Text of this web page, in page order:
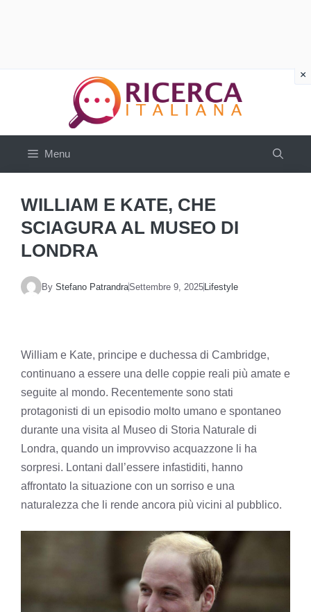
Menu
WILLIAM E KATE, CHE
SCIAGURA AL MUSEO DI
LONDRA
By Stefano PatrandraSettembre 9, 2025Lifestyle
William e Kate, principe e duchessa di Cambridge,
continuano a essere una delle coppie reali più amate e
seguite al mondo. Recentemente sono stati
protagonisti di un episodio molto umano e spontaneo
durante una visita al Museo di Storia Naturale di
Londra, quando un improvviso acquazzone li ha
sorpresi. Lontani dall’essere infastiditi, hanno
affrontato la situazione con un sorriso e una
naturalezza che li rende ancora più vicini al pubblico.